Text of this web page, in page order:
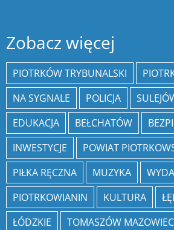
Zobacz więcej
PIOTRKÓW TRYBUNALSKI
NA SYGNALE
POLICJA
EDUKACJA
BEŁCHATÓW
INWESTYCJE
POWIAT
PIŁKA RĘCZNA
MUZYKA
PIOTRKOWIANIN
KULTURA
ŁÓDZKIE
TOMASZÓW